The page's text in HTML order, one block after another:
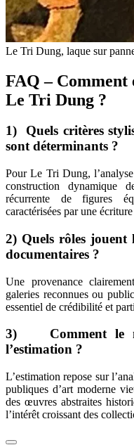
Le Tri Dung, laque sur
FAQ – Comment
Le Tri Dung ?
1) Quels critères
sont déterminants ?
Pour Le Tri Dung,
construction dynamique
récurrente de figures
caractérisées par une
2) Quels rôles jouent
documentaires ?
Une provenance
galeries reconnues ou
essentiel de crédibilité et
3) Comment le
l’estimation ?
L’estimation repose sur
publiques d’art moderne
des œuvres abstraites
l’intérêt croissant des